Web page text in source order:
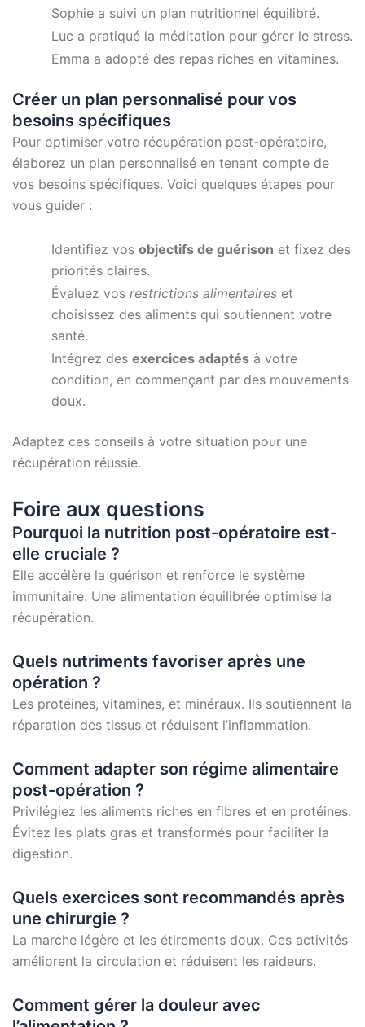
Sophie a suivi un plan nutritionnel équilibré.
Luc a pratiqué la méditation pour gérer le stress.
Emma a adopté des repas riches en vitamines.
Créer un plan personnalisé pour vos
besoins spécifiques
Pour optimiser votre récupération post-opératoire,
élaborez un plan personnalisé en tenant compte de
vos besoins spécifiques. Voici quelques étapes pour
vous guider :
Identifiez vos objectifs de guérison et fixez des
priorités claires.
Évaluez vos restrictions alimentaireset
choisissez des aliments qui soutiennent votre
santé.
Intégrez des exercices adaptésà votre
condition, en commençant par des mouvements
doux.
Adaptez ces conseils à votre situation pour une
récupération réussie.
Foire aux questions
Pourquoi la nutrition post-opératoire est-
elle cruciale ?
Elle accélère la guérison et renforce le système
immunitaire. Une alimentation équilibrée optimise la
récupération.
Quels nutriments favoriser après une
opération ?
Les protéines, vitamines, et minéraux. Ils soutiennent la
réparation des tissus et réduisent l’inflammation.
Comment adapter son régime alimentaire
post-opération ?
Privilégiez les aliments riches en fibres et en protéines.
Évitez les plats gras et transformés pour faciliter la
digestion.
Quels exercices sont recommandés après
une chirurgie ?
La marche légère et les étirements doux. Ces activités
améliorent la circulation et réduisent les raideurs.
Comment gérer la douleur avec